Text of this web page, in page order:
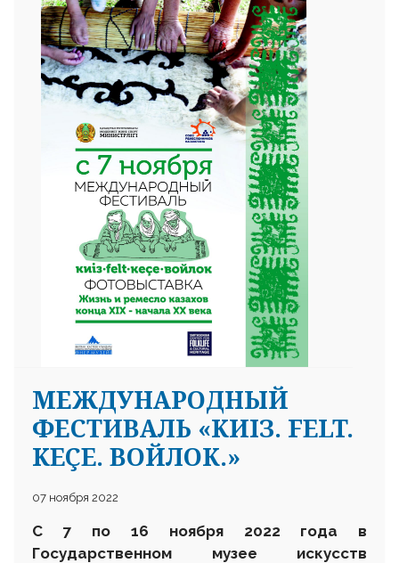
МЕЖДУНАРОДНЫЙ
ФЕСТИВАЛЬ «KИIЗ. FELT.
KEÇE. ВОЙЛОК.»
07 ноября 2022
С 7 по 16 ноября 2022 года в
Государственном музее искусств